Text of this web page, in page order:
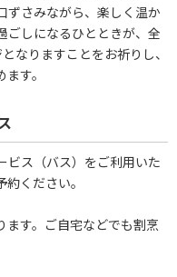
ずさみながら、楽しく温か
ごしになるひとときが、全
なりますことをお祈りし、
す。
ス（バス）をご利用いた
ください。
す。ご自宅などでも割烹